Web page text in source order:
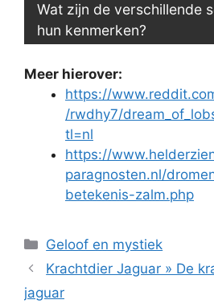
Wat zijn de verschillende
hun kenmerken?
Meer hierover:
https://
/rwdhy7/
tl=nl
https://
paragnosten.nl/
betekenis-zalm.php
Categorieën
Geloof en mystiek
Krachtdier Jaguar » De
jaguar